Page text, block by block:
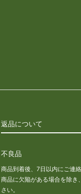
返品について
不良品
商品到着後、7日以内にご連絡
商品に欠陥がある場合を除き
さい。